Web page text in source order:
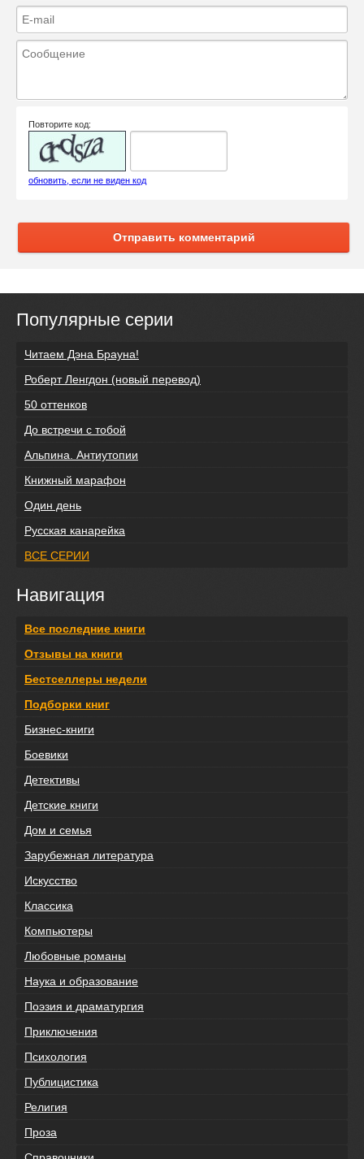
Повторите код:
обновить, если не виден код
Отправить комментарий
Популярные серии
Читаем Дэна Брауна!
Роберт Ленгдон (новый перевод)
50 оттенков
До встречи с тобой
Альпина. Антиутопии
Книжный марафон
Один день
Русская канарейка
ВСЕ СЕРИИ
Навигация
Все последние книги
Отзывы на книги
Бестселлеры недели
Подборки книг
Бизнес-книги
Боевики
Детективы
Детские книги
Дом и семья
Зарубежная литература
Искусство
Классика
Компьютеры
Любовные романы
Наука и образование
Поэзия и драматургия
Приключения
Психология
Публицистика
Религия
Проза